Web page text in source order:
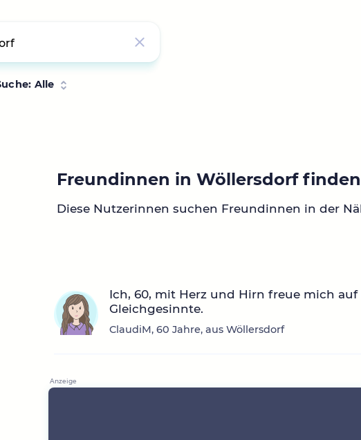
Alle
Freundinnen in Wöllersdorf finden
Diese Nutzerinnen suchen Freundinnen in der
Ich, 60, mit Herz und Hirn freue mich
Gleichgesinnte.
ClaudiM, 60 Jahre, aus Wöllersdorf